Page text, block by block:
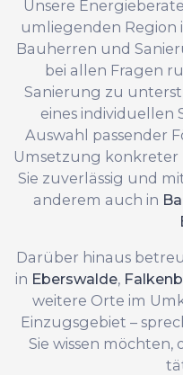
Unsere
umliegenden Region
Bauherren und
bei allen Fragen
Sanierung zu
eines individuellen
Auswahl passender
Umsetzung konkreter
Sie zuverlässig und
anderem auch in
Darüber hinaus
in Eberswalde,
weitere Orte im
Einzugsgebiet –
Sie wissen möchten,